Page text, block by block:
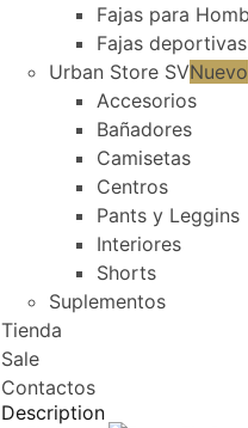
Fajas para
Fajas deportivas
Urban Store SVNuevo
Accesorios
Bañadores
Camisetas
Centros
Pants y Leggins
Interiores
Shorts
Suplementos
Tienda
Sale
Contactos
Description